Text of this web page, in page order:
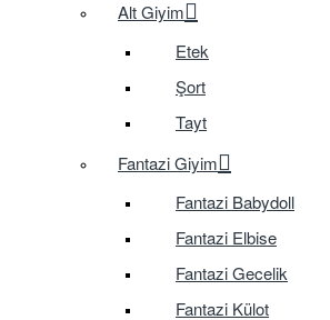
Alt Giyim
Etek
Şort
Tayt
Fantazi Giyim
Fantazi Babydoll
Fantazi Elbise
Fantazi Gecelik
Fantazi Külot